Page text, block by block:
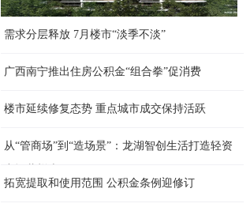
需求分层释放 7月楼市“淡季不淡”
广西南宁推出住房公积金“组合拳”促消费
楼市延续修复态势 重点城市成交保持活跃
从“管商场”到“造场景”：龙湖智创生活打造轻资
拓宽提取和使用范围 公积金条例迎修订